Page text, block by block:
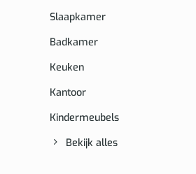
Slaapkamer
Badkamer
Keuken
Kantoor
Kindermeubels
Bekijk alles